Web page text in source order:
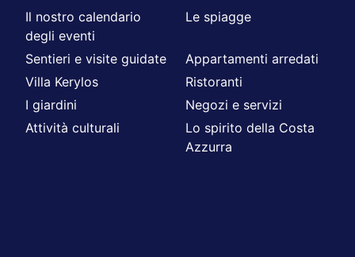
Il nostro calendario
degli eventi
Le spiagge
Sentieri e visite guidate
Appartamenti arredati
Villa Kerylos
Ristoranti
I giardini
Negozi e servizi
Attività culturali
Lo spirito della Costa
Azzurra